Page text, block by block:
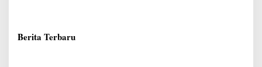
Berita Terbaru